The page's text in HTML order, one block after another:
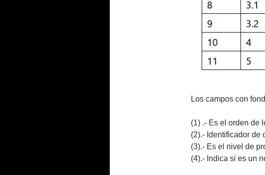
Los campos con
(1) .- Es el orden de
(2).- Identificador de
(3).- Es el nivel de
(4).- Indica si es un